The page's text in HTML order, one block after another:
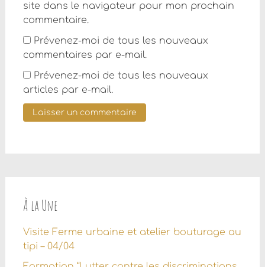
site dans le navigateur pour mon prochain
commentaire.
Prévenez-moi de tous les nouveaux
commentaires par e-mail.
Prévenez-moi de tous les nouveaux
articles par e-mail.
À la Une
Visite Ferme urbaine et atelier bouturage au
tipi – 04/04